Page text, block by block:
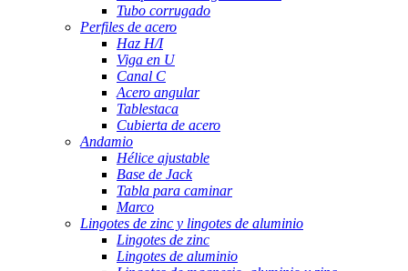
Tubo corrugado
Perfiles de acero
Haz H/I
Viga en U
Canal C
Acero angular
Tablestaca
Cubierta de acero
Andamio
Hélice ajustable
Base de Jack
Tabla para caminar
Marco
Lingotes de zinc y lingotes de aluminio
Lingotes de zinc
Lingotes de aluminio